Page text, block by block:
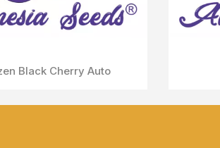
Aperçu Rapide
FUTURE 1